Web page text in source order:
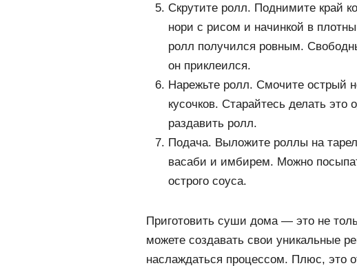
Скрутите ролл. Поднимите край
нори с рисом и начинкой в
ролл получился ровным.
он приклеился.
Нарежьте ролл. Смочите острый
кусочков. Старайтесь делать
раздавить ролл.
Подача. Выложите роллы на
васаби и имбирем. Можно
острого соуса.
Приготовить суши дома — это не
можете создавать свои уникальные
наслаждаться процессом. Плюс, это